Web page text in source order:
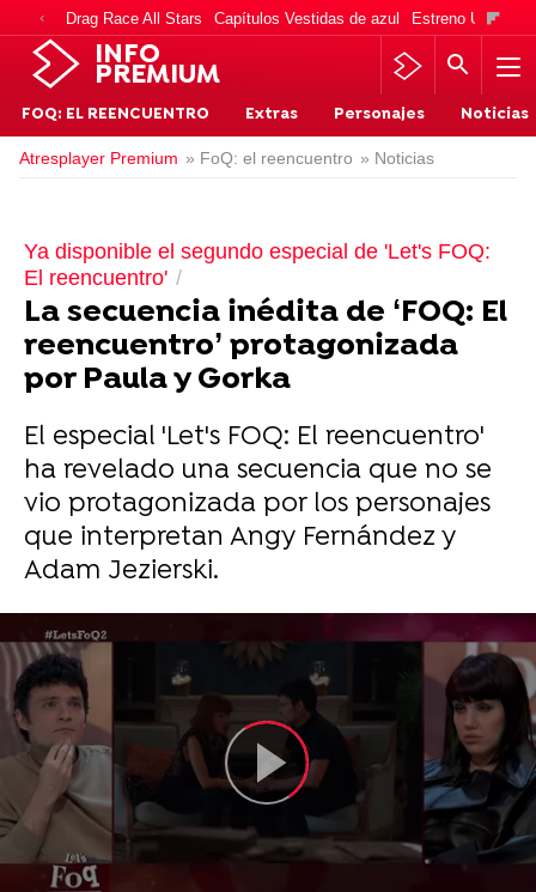
Drag Race All Stars Capítulos Vestidas de azul Estreno Una
INFO
PREMIUM
FOQ: EL REENCUENTRO Extras Personajes Noticias
Atresplayer Premium » FoQ: el reencuentro » Noticias
Ya disponible el segundo especial de 'Let's FOQ:
El reencuentro'
La secuencia inédita de ‘FOQ: El
reencuentro’ protagonizada
por Paula y Gorka
El especial 'Let's FOQ: El reencuentro'
ha revelado una secuencia que no se
vio protagonizada por los personajes
que interpretan Angy Fernández y
Adam Jezierski.